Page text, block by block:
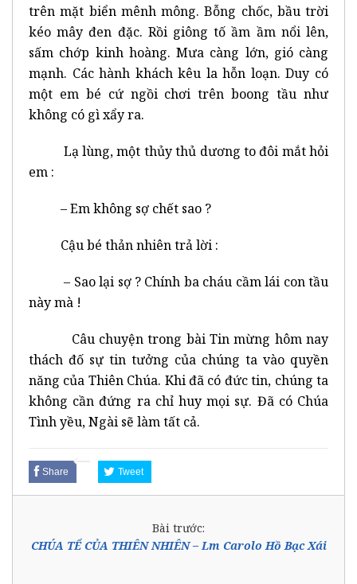
trên mặt biển mênh mông. Bỗng chốc, bầu trời
kéo mây đen đặc. Rồi giông tố ầm ầm nổi lên,
sấm chớp kinh hoàng. Mưa càng lớn, gió càng
mạnh. Các hành khách kêu la hỗn loạn. Duy có
một em bé cứ ngồi chơi trên boong tầu như
không có gì xẩy ra.
Lạ lùng, một thủy thủ dương to đôi mắt hỏi
em :
– Em không sợ chết sao ?
Cậu bé thản nhiên trả lời :
– Sao lại sợ ? Chính ba cháu cầm lái con tầu
này mà !
Câu chuyện trong bài Tin mừng hôm nay
thách đố sự tin tưởng của chúng ta vào quyền
năng của Thiên Chúa. Khi đã có đức tin, chúng ta
không cần đứng ra chỉ huy mọi sự. Đã có Chúa
Tình yều, Ngài sẽ làm tất cả.
Share Tweet
Bài trước:
CHÚA TỂ CỦA THIÊN NHIÊN – Lm Carolo Hồ Bạc Xái